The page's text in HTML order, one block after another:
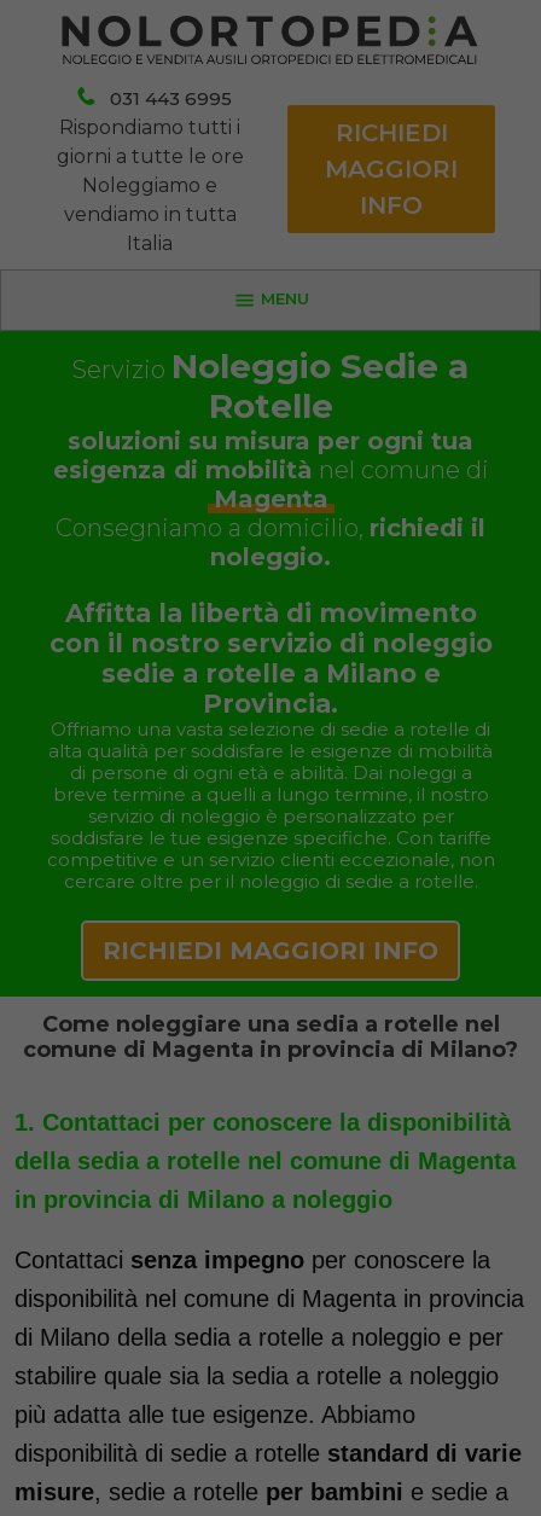
031 443 6995
Rispondiamo tutti i
giorni a tutte le ore
Noleggiamo e
vendiamo in tutta
Italia
RICHIEDI
MAGGIORI
INFO
MENU
Servizio Noleggio Sedie a
Rotelle
soluzioni su misura per ogni tua
esigenza di mobilità nel comune di
Magenta
Consegniamo a domicilio, richiedi il
noleggio.
Affitta la libertà di movimento
con il nostro servizio di noleggio
sedie a rotelle a Milano e
Provincia.
Offriamo una vasta selezione di sedie a rotelle di
alta qualità per soddisfare le esigenze di mobilità
di persone di ogni età e abilità. Dai noleggi a
breve termine a quelli a lungo termine, il nostro
servizio di noleggio è personalizzato per
soddisfare le tue esigenze specifiche. Con tariffe
competitive e un servizio clienti eccezionale, non
cercare oltre per il noleggio di sedie a rotelle.
RICHIEDI MAGGIORI INFO
Come noleggiare una sedia a rotelle nel
comune di Magenta in provincia di Milano?
Contattaci per conoscere la disponibilità
della sedia a rotelle nel comune di Magenta
in provincia di Milano a noleggio
Contattaci senza impegno per conoscere la
disponibilità nel comune di Magenta in provincia
di Milano della sedia a rotelle a noleggio e per
stabilire quale sia la sedia a rotelle a noleggio
più adatta alle tue esigenze. Abbiamo
disponibilità di sedie a rotelle standard di varie
misure, sedie a rotelle per bambini e sedie a